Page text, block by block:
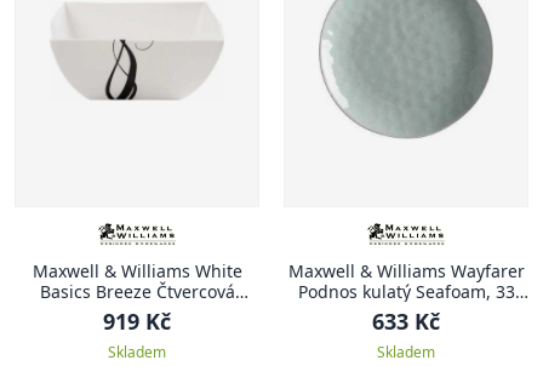
Maxwell & Williams White
Basics Breeze Čtvercová
miska 24 x 24 cm
919 Kč
Skladem
Maxwell & Williams Wayfarer
Podnos kulatý Seafoam, 33
cm
633 Kč
Skladem